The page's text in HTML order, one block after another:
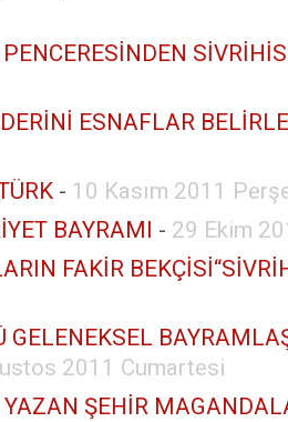
ESNAFLAR
- 10 Kasım 2011
BAYRAMI
- 29 Ekim
FAKİR
GELENEKSEL
2011 Cumartesi
YAZAN ŞEHİR